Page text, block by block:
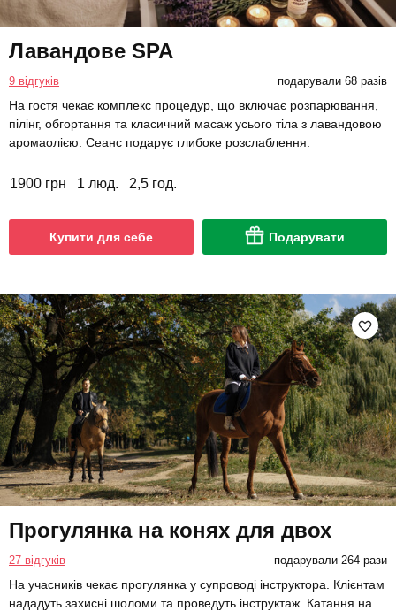
Лавандове SPA
9 відгуків подарували 68 разів
На гостя чекає комплекс процедур, що включає розпарювання,
пілінг, обгортання та класичний масаж усього тіла з лавандовою
аромаолією. Сеанс подарує глибоке розслаблення.
1900 грн 1 люд. 2,5 год.
Купити для себе Подарувати
Прогулянка на конях для двох
27 відгуків подарували 264 рази
На учасників чекає прогулянка у супроводі інструктора. Клієнтам
нададуть захисні шоломи та проведуть інструктаж. Катання на